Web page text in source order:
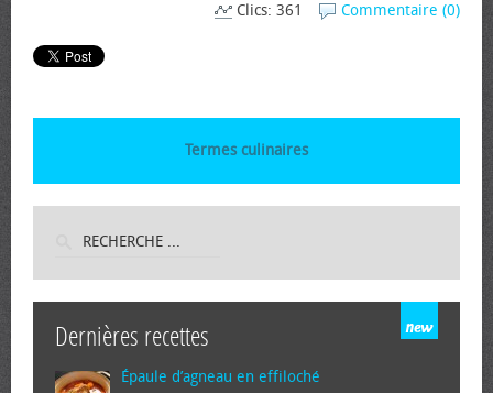
Commentaire (0)
Clics: 361
Termes culinaires
Dernières recettes
Épaule d’agneau en effiloché